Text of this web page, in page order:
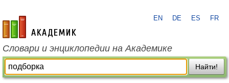
academic.ru
EN DE ES FR
Словари и энциклопедии на Академике
Найти!